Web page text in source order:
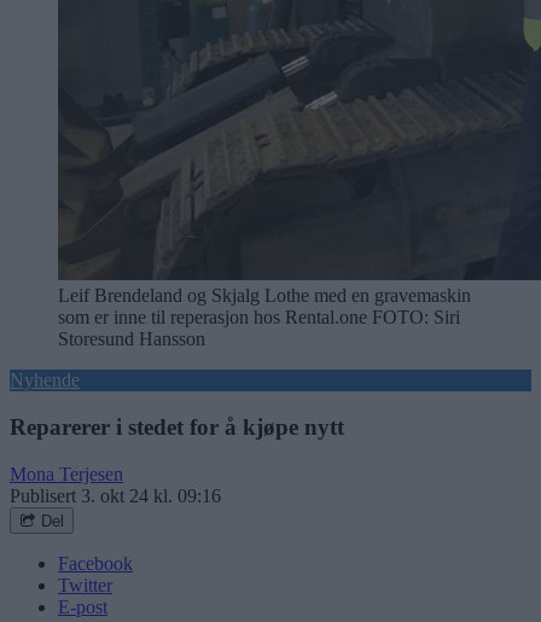
Leif Brendeland og Skjalg Lothe med en gravemaskin
som er inne til reperasjon hos Rental.one FOTO: Siri
Storesund Hansson
Nyhende
Reparerer i stedet for å kjøpe nytt
Mona Terjesen
Publisert 3. okt 24 kl. 09:16
Del
Facebook
Twitter
E-post